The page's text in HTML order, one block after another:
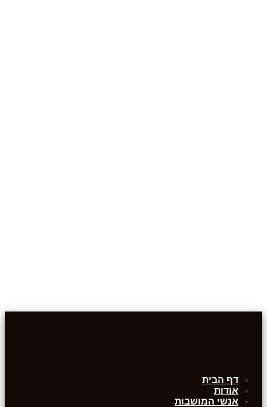
דף הבית
אודות
אנשי המושבות